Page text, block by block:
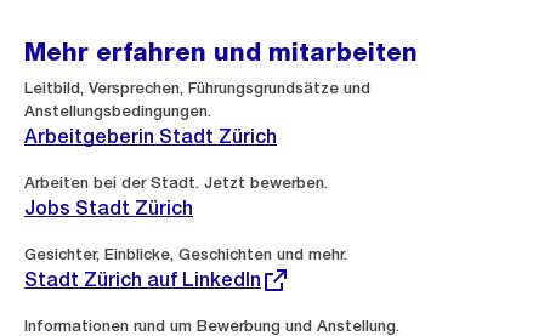
Mehr erfahren und mitarbeiten
Leitbild, Versprechen, Führungsgrundsätze und
Anstellungsbedingungen.
Arbeitgeberin Stadt Zürich
Arbeiten bei der Stadt. Jetzt bewerben.
Jobs Stadt Zürich
Gesichter, Einblicke, Geschichten und mehr.
Externer
Link:
Stadt Zürich auf LinkedIn
Informationen rund um Bewerbung und Anstellung.